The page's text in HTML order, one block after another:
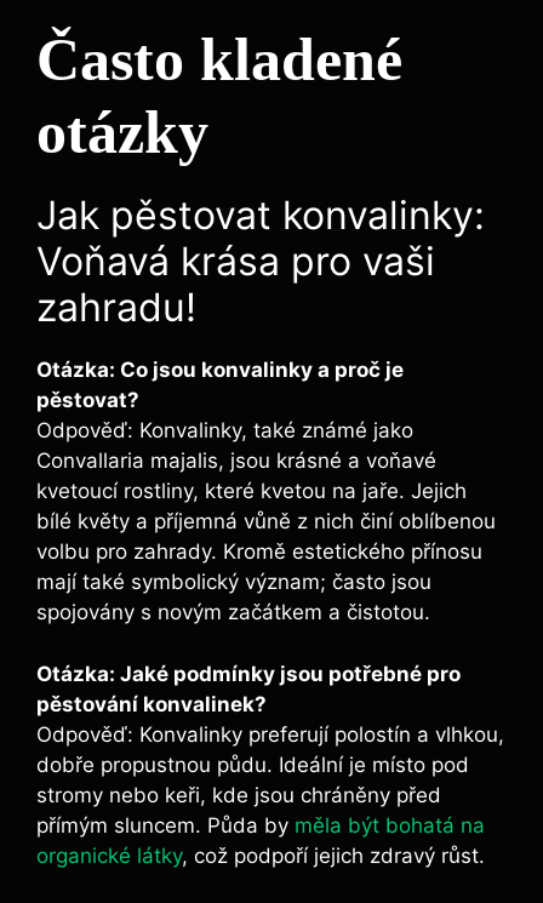
Často kladené
otázky
Jak pěstovat konvalinky:
Voňavá krása pro vaši
zahradu!
Otázka: Co jsou konvalinky a proč je
pěstovat?
Odpověď: Konvalinky, také známé jako
Convallaria majalis, jsou krásné a voňavé
kvetoucí rostliny, které kvetou na jaře. Jejich
bílé květy a příjemná vůně z nich činí oblíbenou
volbu pro zahrady. Kromě estetického přínosu
mají také symbolický význam; často jsou
spojovány s novým začátkem a čistotou.
Otázka: Jaké podmínky jsou potřebné pro
pěstování konvalinek?
Odpověď: Konvalinky preferují polostín a vlhkou,
dobře propustnou půdu. Ideální je místo pod
stromy nebo keři, kde jsou chráněny před
přímým sluncem. Půda by měla být bohatá na
organické látky, což podpoří jejich zdravý růst.